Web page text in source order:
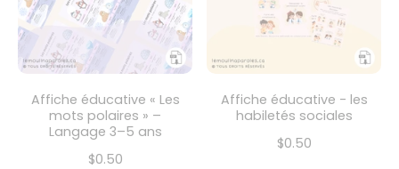
Affiche éducative « Les
mots polaires » –
Langage 3–5 ans
$0.50
Affiche éducative - les
habiletés sociales
$0.50